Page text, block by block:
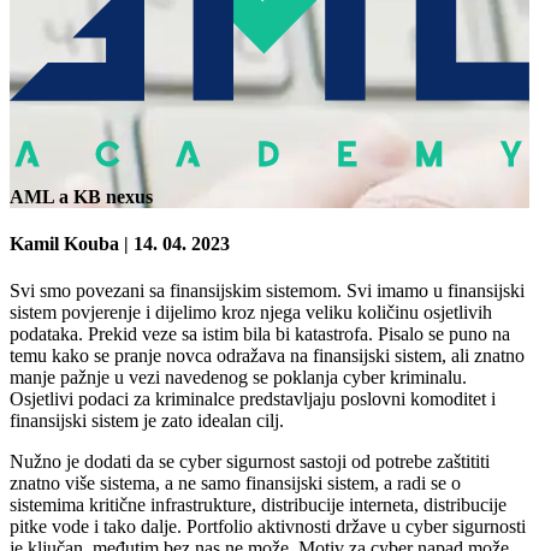
AML a KB nexus
Kamil Kouba | 14. 04. 2023
Svi smo povezani sa finansijskim sistemom. Svi imamo u finansijski
sistem povjerenje i dijelimo kroz njega veliku količinu osjetlivih
podataka. Prekid veze sa istim bila bi katastrofa. Pisalo se puno na
temu kako se pranje novca odražava na finansijski sistem, ali znatno
manje pažnje u vezi navedenog se poklanja cyber kriminalu.
Osjetlivi podaci za kriminalce predstavljaju poslovni komoditet i
finansijski sistem je zato idealan cilj.
Nužno je dodati da se cyber sigurnost sastoji od potrebe zaštititi
znatno više sistema, a ne samo finansijski sistem, a radi se o
sistemima kritične infrastrukture, distribucije interneta, distribucije
pitke vode i tako dalje. Portfolio aktivnosti države u cyber sigurnosti